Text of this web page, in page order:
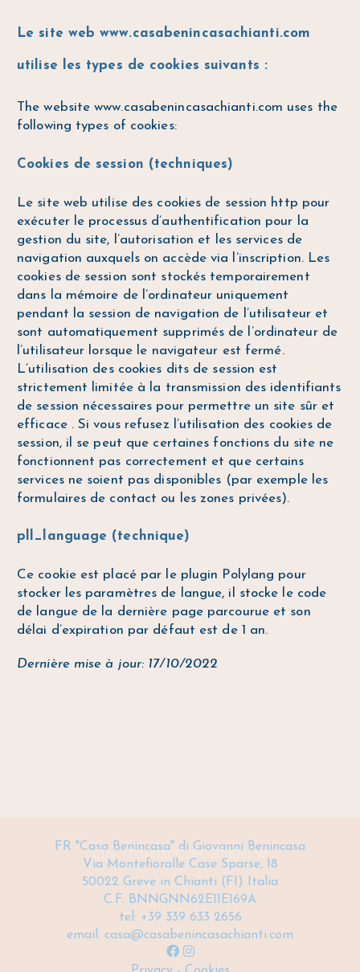
Le site web www.casabenincasachianti.com
utilise les types de cookies suivants :
The website www.casabenincasachianti.com uses the
following types of cookies:
Cookies de session (techniques)
Le site web utilise des cookies de session http pour
exécuter le processus d’authentification pour la
gestion du site, l’autorisation et les services de
navigation auxquels on accède via l’inscription. Les
cookies de session sont stockés temporairement
dans la mémoire de l’ordinateur uniquement
pendant la session de navigation de l’utilisateur et
sont automatiquement supprimés de l’ordinateur de
l’utilisateur lorsque le navigateur est fermé.
L’utilisation des cookies dits de session est
strictement limitée à la transmission des identifiants
de session nécessaires pour permettre un site sûr et
efficace . Si vous refusez l’utilisation des cookies de
session, il se peut que certaines fonctions du site ne
fonctionnent pas correctement et que certains
services ne soient pas disponibles (par exemple les
formulaires de contact ou les zones privées).
pll_language (technique)
Ce cookie est placé par le plugin Polylang pour
stocker les paramètres de langue, il stocke le code
de langue de la dernière page parcourue et son
délai d’expiration par défaut est de 1 an.
Dernière mise à jour: 17/10/2022
FR "Casa Benincasa" di Giovanni Benincasa
- CIN: IT048021C2PDSQKHLW -
Via Montefioralle Case Sparse, 18
-
50022 Greve in Chianti (FI) Italia
C.F. BNNGNN62E11E169A
tel: +39 339 633 2656
email: casa@casabenincasachianti.com